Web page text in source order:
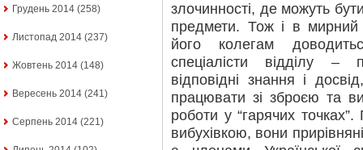
Грудень 2014 (258)
Листопад 2014 (237)
Жовтень 2014 (148)
Вересень 2014 (241)
Серпень 2014 (221)
злочинності, де можуть
предмети. Тож і в
його колегам
спеціалісти відділу –
відповідні знання і
працювати зі зброєю та
роботи у “гарячих
вибухівкою, вони